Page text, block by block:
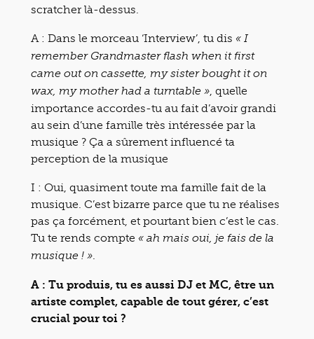
scratcher là-dessus.
A : Dans le morceau ‘Interview’, tu dis « I
remember Grandmaster flash when it first
came out on cassette, my sister bought it on
wax, my mother had a turntable » , quelle
importance accordes-tu au fait d’avoir grandi
au sein d’une famille très intéressée par la
musique ? Ça a sûrement influencé ta
perception de la musique
I : Oui, quasiment toute ma famille fait de la
musique. C’est bizarre parce que tu ne réalises
pas ça forcément, et pourtant bien c’est le cas.
Tu te rends compte « ah mais oui, je fais de la
musique ! »
A : Tu produis, tu es aussi DJ et MC, être un
artiste complet, capable de tout gérer, c’est
crucial pour toi ?